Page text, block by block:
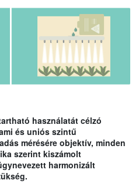
használatát célzó
és uniós szintű
mérésére objektív, minden
szerint kiszámolt
harmonizált